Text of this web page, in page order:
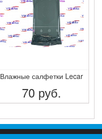
Влажные салфетки Lecar
70 руб.
ПОДРОБНЕЕ